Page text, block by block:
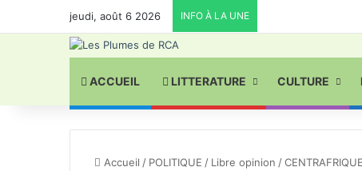
jeudi, août 6 2026 INFO À LA UNE
ACCUEIL LITTERATURE CULTURE
Accueil / POLITIQUE / Libre opinion /